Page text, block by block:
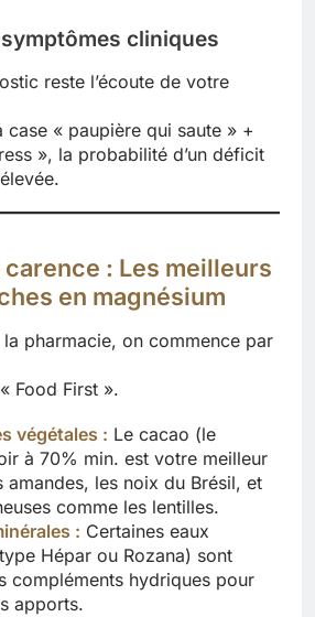
symptômes cliniques
reste l’écoute de votre
case « paupière qui saute » +
», la probabilité d’un déficit
carence : Les meilleurs
en magnésium
pharmacie, on commence par
Food First ».
végétales : Le cacao (le
à 70% min. est votre meilleur
amandes, les noix du Brésil, et
comme les lentilles.
: Certaines eaux
Hépar ou Rozana) sont
compléments hydriques pour
apports.